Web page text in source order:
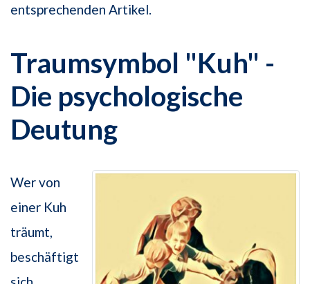
entsprechenden Artikel.
Traumsymbol "Kuh" -
Die psychologische
Deutung
Wer von
einer Kuh
träumt,
beschäftigt